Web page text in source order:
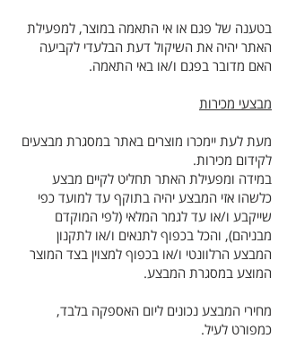
בטענה של פגם או אי התאמה במוצר, למפעילת
האתר יהיה את השיקול דעת הבלעדי לקביעה
האם מדובר בפגם ו/או באי התאמה.
מבצעי מכירות
מעת לעת יימכרו מוצרים באתר במסגרת מבצעים
לקידום מכירות.
במידה ומפעילת האתר תחליט לקיים מבצע
כלשהו אזי המבצע יהיה בתוקף עד למועד כפי
שייקבע ו/או עד לגמר המלאי (לפי המוקדם
מבניהם), והכל בכפוף לתנאים ו/או לתקנון
המבצע הרלוונטי ו/או בכפוף למצוין בצד המוצר
המוצע במסגרת המבצע.
מחירי המבצע נכונים ליום האספקה בלבד,
כמפורט לעיל.